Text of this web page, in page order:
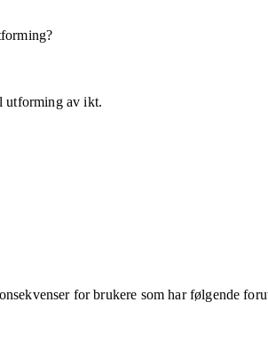
utforming av ikt.
for brukere som har følgende